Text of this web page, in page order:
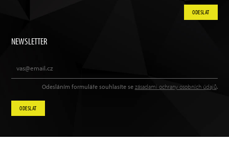
NEWSLETTER
Odesláním formuláře souhlasíte se zásadami ochrany osobních údajů.
ODESLAT
ODESLAT